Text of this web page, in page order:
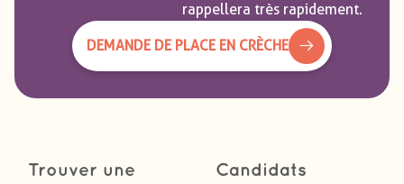
rappellera très rapidement.
DEMANDE DE PLACE EN CRÈCHE
Trouver une
Candidats